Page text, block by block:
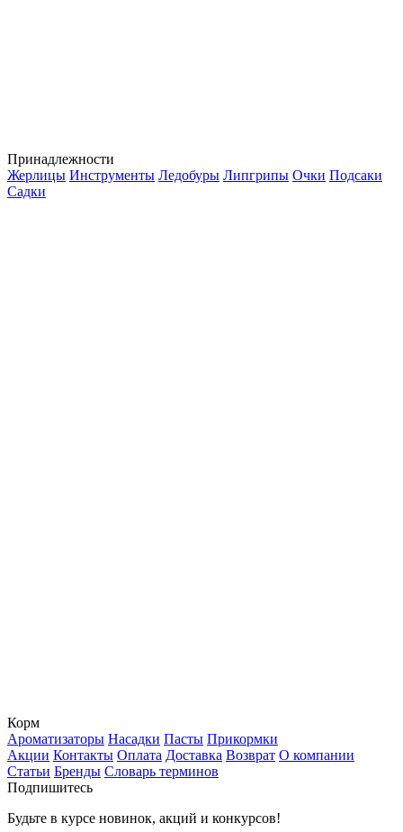
Принадлежности
Жерлицы Инструменты Ледобуры Липгрипы Очки Подсаки
Садки
Корм
Ароматизаторы Насадки Пасты Прикормки
Акции Контакты Оплата Доставка Возврат О компании
Статьи Бренды Словарь терминов
Подпишитесь
Будьте в курсе новинок, акций и конкурсов!